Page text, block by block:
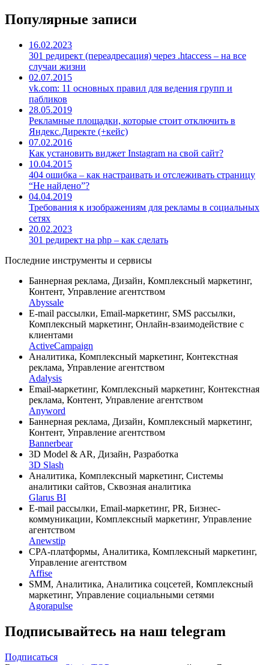
Популярные записи
16.02.2023
301 редирект (переадресация) через .htaccess – на все
случаи жизни
02.07.2015
vk.com: 11 основных правил для ведения групп и
пабликов
28.05.2019
Рекламные площадки, которые стоит отключить в
Яндекс.Директе (+кейс)
07.02.2016
Как установить виджет Instagram на свой сайт?
10.04.2015
404 ошибка – как настраивать и отслеживать страницу
“Не найдено”?
04.04.2019
Требования к изображениям для рекламы в социальных
сетях
20.02.2023
301 редирект на php – как сделать
Последние инструменты и сервисы
Баннерная реклама, Дизайн, Комплексный маркетинг,
Контент, Управление агентством
Abyssale
E-mail рассылки, Email-маркетинг, SMS рассылки,
Комплексный маркетинг, Онлайн-взаимодействие с
клиентами
ActiveCampaign
Аналитика, Комплексный маркетинг, Контекстная
реклама, Управление агентством
Adalysis
Email-маркетинг, Комплексный маркетинг, Контекстная
реклама, Контент, Управление агентством
Anyword
Баннерная реклама, Дизайн, Комплексный маркетинг,
Контент, Управление агентством
Bannerbear
3D Model & AR, Дизайн, Разработка
3D Slash
Аналитика, Комплексный маркетинг, Системы
аналитики сайтов, Сквозная аналитика
Glarus BI
E-mail рассылки, Email-маркетинг, PR, Бизнес-
коммуникации, Комплексный маркетинг, Управление
агентством
Anewstip
CPA-платформы, Аналитика, Комплексный маркетинг,
Управление агентством
Affise
SMM, Аналитика, Аналитика соцсетей, Комплексный
маркетинг, Управление социальными сетями
Agorapulse
Подписывайтесь на наш telegram
Подписаться